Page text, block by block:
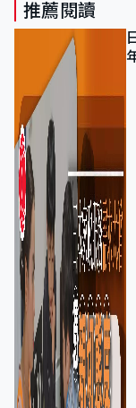
推薦閱讀